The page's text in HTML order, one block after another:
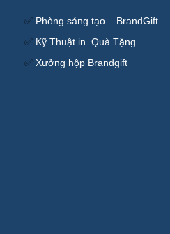
✅ Phòng sáng tạo – BrandGift
✅ Kỹ Thuật in Quà Tặng
✅ Xưởng hộp Brandgift